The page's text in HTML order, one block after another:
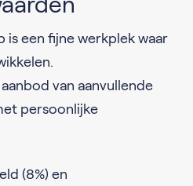
is een fijne werkplek waar
van aanvullende
persoonlijke
(8%) en